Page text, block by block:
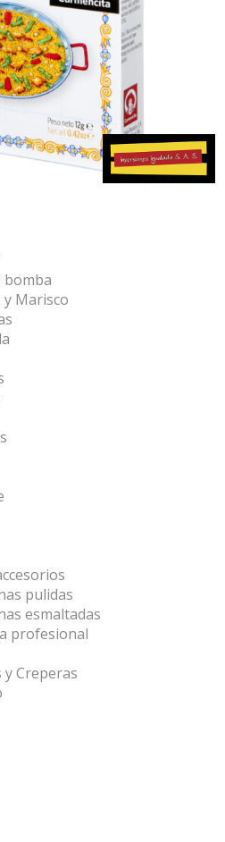
y Marisco
pulidas
esmaltadas
profesional
y Creperas